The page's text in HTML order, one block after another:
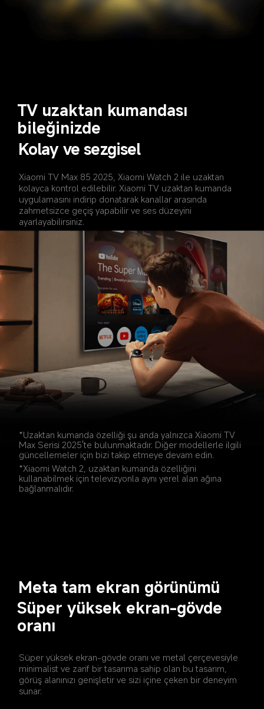
TV uzaktan kumandası
bileğinizde
Kolay ve sezgisel
Xiaomi TV Max 85 2025, Xiaomi Watch 2 ile uzaktan
kolayca kontrol edilebilir. Xiaomi TV uzaktan kumanda
uygulamasını indirip donatarak kanallar arasında
zahmetsizce geçiş yapabilir ve ses düzeyini
ayarlayabilirsiniz.
*Uzaktan kumanda özelliği şu anda yalnızca Xiaomi TV
Max Serisi 2025'te bulunmaktadır. Diğer modellerle ilgili
güncellemeler için bizi takip etmeye devam edin.
*Xiaomi Watch 2, uzaktan kumanda özelliğini
kullanabilmek için televizyonla aynı yerel alan ağına
bağlanmalıdır.
Meta tam ekran görünümü
Süper yüksek ekran-gövde
oranı
Süper yüksek ekran-gövde oranı ve metal çerçevesiyle
minimalist ve zarif bir tasarıma sahip olan bu tasarım,
görüş alanınızı genişletir ve sizi içine çeken bir deneyim
sunar.